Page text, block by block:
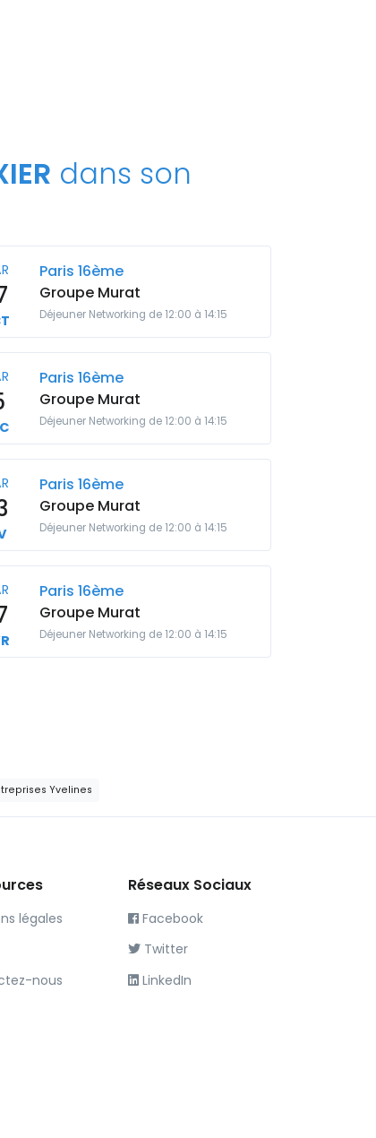
dans son
Paris 16ème
Groupe Murat
Déjeuner Networking de 12:00 à 14:15
Paris 16ème
Groupe Murat
Déjeuner Networking de 12:00 à 14:15
Paris 16ème
Groupe Murat
Déjeuner Networking de 12:00 à 14:15
Paris 16ème
Groupe Murat
Déjeuner Networking de 12:00 à 14:15
Yvelines
légales
nous
Réseaux Sociaux
Facebook
Twitter
LinkedIn